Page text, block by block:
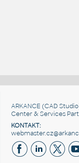
ARKANCE (CAD
Center & Services
KONTAKT: